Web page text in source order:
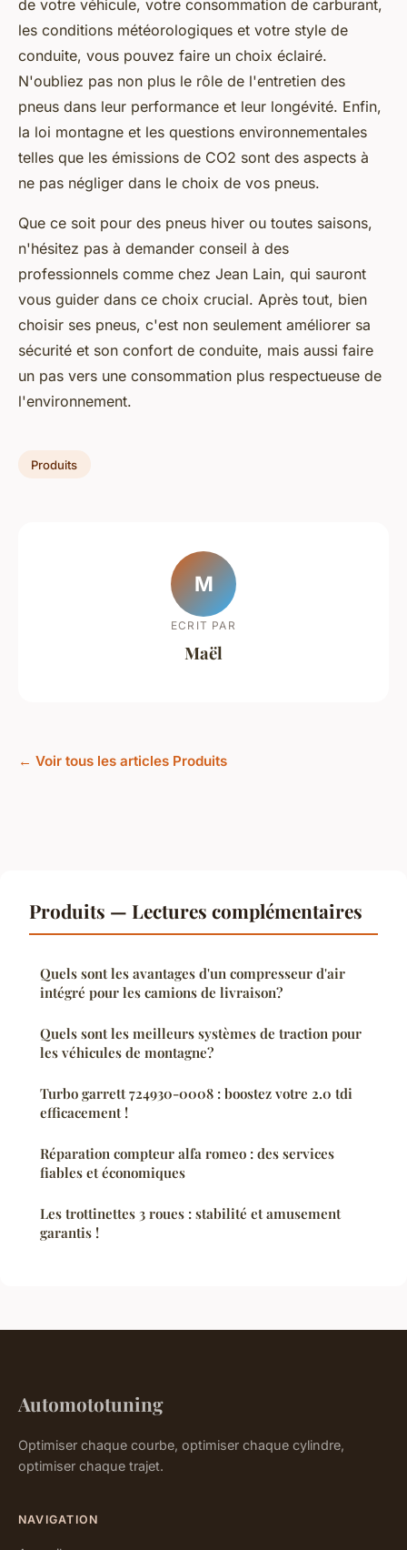
de votre véhicule, votre consommation de carburant,
les conditions météorologiques et votre style de
conduite, vous pouvez faire un choix éclairé.
N'oubliez pas non plus le rôle de l'entretien des
pneus dans leur performance et leur longévité. Enfin,
la loi montagne et les questions environnementales
telles que les émissions de CO2 sont des aspects à
ne pas négliger dans le choix de vos pneus.
Que ce soit pour des pneus hiver ou toutes saisons,
n'hésitez pas à demander conseil à des
professionnels comme chez Jean Lain, qui sauront
vous guider dans ce choix crucial. Après tout, bien
choisir ses pneus, c'est non seulement améliorer sa
sécurité et son confort de conduite, mais aussi faire
un pas vers une consommation plus respectueuse de
l'environnement.
Produits
M
ECRIT PAR
Maël
← Voir tous les articles Produits
Produits — Lectures complémentaires
Quels sont les avantages d'un compresseur d'air
intégré pour les camions de livraison?
Quels sont les meilleurs systèmes de traction pour
les véhicules de montagne?
Turbo garrett 724930-0008 : boostez votre 2.0 tdi
efficacement !
Réparation compteur alfa romeo : des services
fiables et économiques
Les trottinettes 3 roues : stabilité et amusement
garantis !
Automototuning
Optimiser chaque courbe, optimiser chaque cylindre,
optimiser chaque trajet.
NAVIGATION